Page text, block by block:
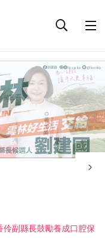
副縣長鼓勵養成口腔保